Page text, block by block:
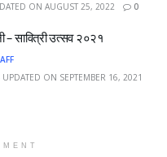
ON AUGUST 25, 2022
0
– सावित्री उत्सव २०२१
ON SEPTEMBER 16, 2021